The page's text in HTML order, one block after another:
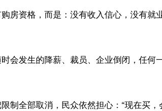
房资格，而是：没有收入信心，没有就
会发生的降薪、裁员、企业倒闭，任何
制全部取消，民众依然担心：“现在买，